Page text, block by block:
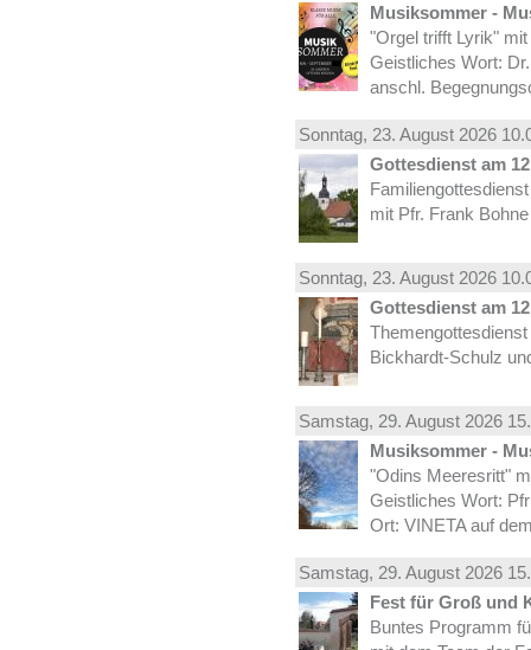
Musiksommer -
"Orgel trifft Lyrik"
Geistliches Wort:
anschl.
Sonntag, 23. August 2026
Gottesdienst am
mit Pfr. Frank
Sonntag, 23. August 2026
Gottesdienst am
Bickhardt-Schulz
Samstag, 29. August 2026
Musiksommer -
"Odins Meeresritt"
Geistliches Wort:
Ort: VINETA auf
Samstag, 29. August 2026
Fest für Groß und
Buntes Programm